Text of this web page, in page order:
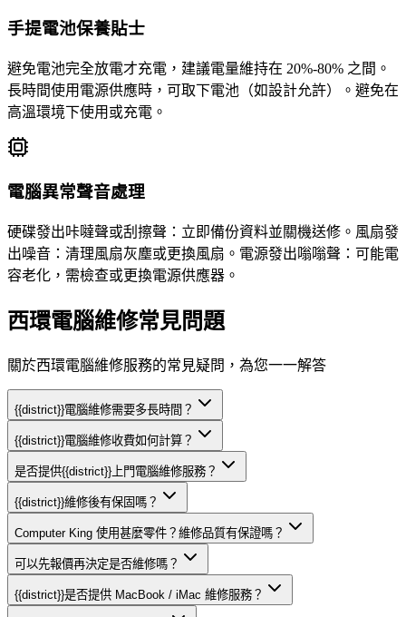
手提電池保養貼士
避免電池完全放電才充電，建議電量維持在 20%-80% 之間。
長時間使用電源供應時，可取下電池（如設計允許）。避免在
高溫環境下使用或充電。
電腦異常聲音處理
硬碟發出咔噠聲或刮擦聲：立即備份資料並關機送修。風扇發
出噪音：清理風扇灰塵或更換風扇。電源發出嗡嗡聲：可能電
容老化，需檢查或更換電源供應器。
西環電腦維修常見問題
關於西環電腦維修服務的常見疑問，為您一一解答
{{district}}電腦維修需要多長時間？
{{district}}電腦維修收費如何計算？
是否提供{{district}}上門電腦維修服務？
{{district}}維修後有保固嗎？
Computer King 使用甚麼零件？維修品質有保證嗎？
可以先報價再決定是否維修嗎？
{{district}}是否提供 MacBook / iMac 維修服務？